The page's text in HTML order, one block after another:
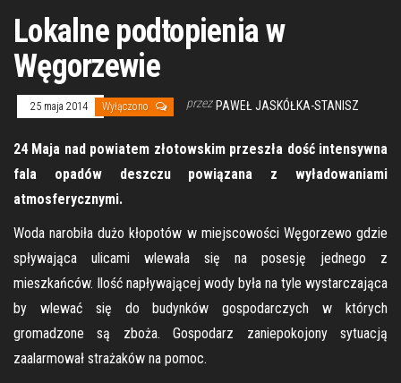
Lokalne podtopienia w
Węgorzewie
25 maja 2014 Wyłączono przez PAWEŁ JASKÓŁKA-STANISZ
24 Maja nad powiatem złotowskim przeszła dość intensywna
fala opadów deszczu powiązana z wyładowaniami
atmosferycznymi.
Woda narobiła dużo kłopotów w miejscowości Węgorzewo gdzie
spływająca ulicami wlewała się na posesję jednego z
mieszkańców. Ilość napływającej wody była na tyle wystarczająca
by wlewać się do budynków gospodarczych w których
gromadzone są zboża. Gospodarz zaniepokojony sytuacją
zaalarmował strażaków na pomoc.